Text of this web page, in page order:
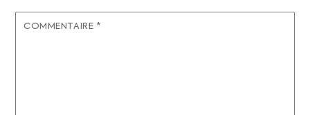
COMMENTAIRE *